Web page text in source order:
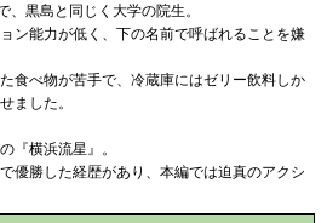
、黒島と同じく大学の院生。
ン能力が低く、下の名前で呼ばれることを嫌
食べ物が苦手で、冷蔵庫にはゼリー飲料しか
ました。
『横浜流星』。
優勝した経歴があり、本編では迫真のアクシ